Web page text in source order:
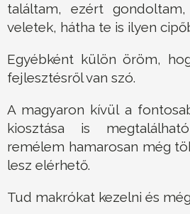
találtam, ezért
veletek, hátha te is ilyen
Egyébként külön öröm,
fejlesztésről van szó.
A magyaron kívül a
kiosztása is
remélem hamarosan még
lesz elérhető.
Tud makrókat kezelni és